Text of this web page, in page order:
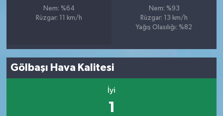
Nem: %64
Rüzgar: 11 km/h
Nem: %93
Rüzgar: 13 km/h
Yağış Olasılığı: %82
Gölbaşı Hava Kalitesi
İyi
1